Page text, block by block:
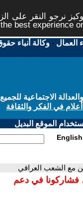
نرجو النقر على
best experience
العمال -وكالة أنباء
الاجتماعية للجميع
في الفكر والثقافة
الموقع البديل
English
مع الشعب العراقي
فشاركونا في دعم